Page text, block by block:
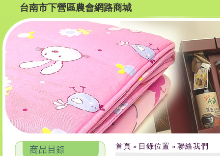
台南市下營區農會網路商城
首頁 » 目錄位置 » 聯絡我們